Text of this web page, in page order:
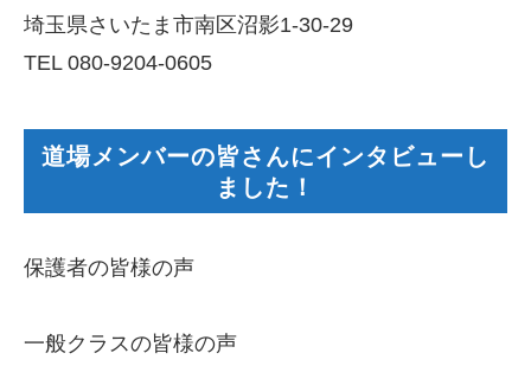
埼玉県さいたま市南区沼影1-30-29
TEL 080-9204-0605
道場メンバーの皆さんにインタビューし
ました！
保護者の皆様の声
一般クラスの皆様の声